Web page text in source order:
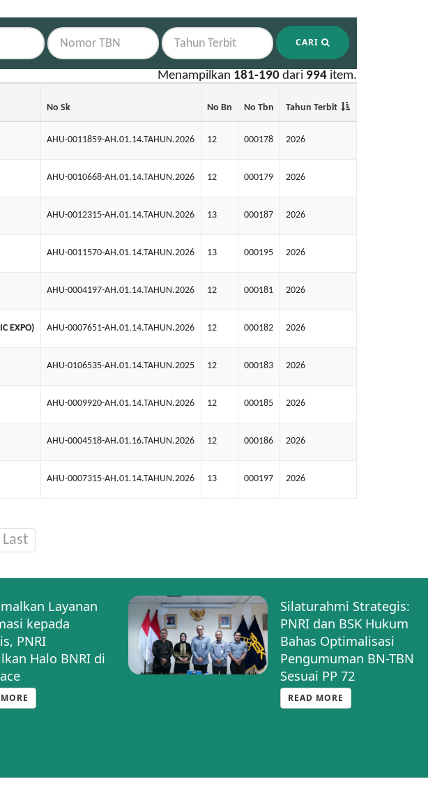
CARI
Menampilkan 181-190 dari 994 item.
No Sk No Bn No Tbn Tahun Terbit
AHU-0011859-AH.01.14.TAHUN.2026 12 000178 2026
AHU-0010668-AH.01.14.TAHUN.2026 12 000179 2026
AHU-0012315-AH.01.14.TAHUN.2026 13 000187 2026
AHU-0011570-AH.01.14.TAHUN.2026 13 000195 2026
AHU-0004197-AH.01.14.TAHUN.2026 12 000181 2026
EXPO) AHU-0007651-AH.01.14.TAHUN.2026 12 000182 2026
AHU-0106535-AH.01.14.TAHUN.2025 12 000183 2026
AHU-0009920-AH.01.14.TAHUN.2026 12 000185 2026
AHU-0004518-AH.01.16.TAHUN.2026 12 000186 2026
AHU-0007315-AH.01.14.TAHUN.2026 13 000197 2026
Last
Layanan
kepada
PNRI
Halo BNRI di
Silaturahmi Strategis:
PNRI dan BSK Hukum
Bahas Optimalisasi
Pengumuman BN-TBN
Sesuai PP 72
READ MORE